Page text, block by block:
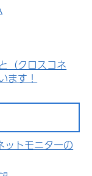
（クロスコネ
ます！
トモニターの